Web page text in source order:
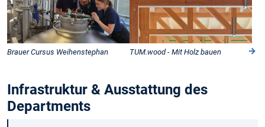
Brauer Cursus Weihenstephan TUM.wood - Mit Holz bauen
Infrastruktur & Ausstattung des
Departments